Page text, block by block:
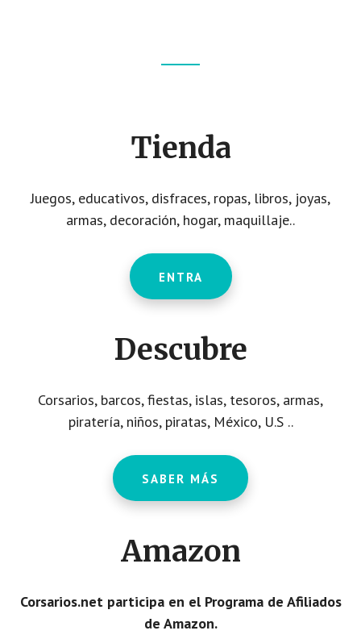
Tienda
Juegos, educativos, disfraces, ropas, libros, joyas,
armas, decoración, hogar, maquillaje..
ENTRA
Descubre
Corsarios, barcos, fiestas, islas, tesoros, armas,
piratería, niños, piratas, México, U.S ..
SABER MÁS
Amazon
Corsarios.net participa en el Programa de Afiliados
de Amazon.